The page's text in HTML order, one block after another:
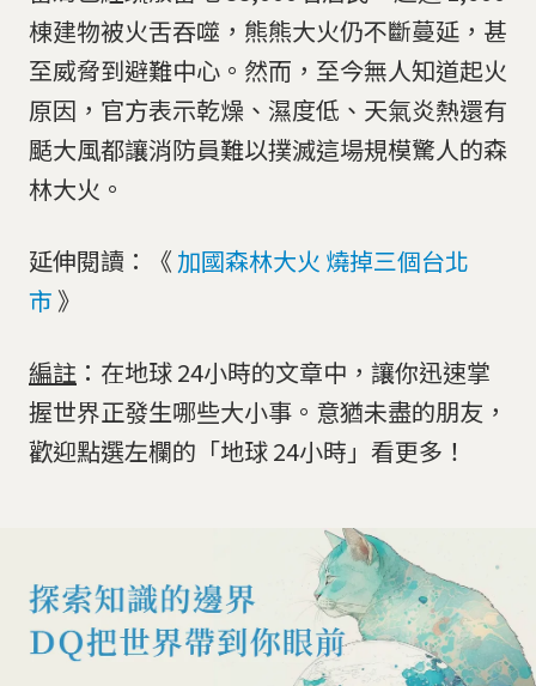
棟建物被火舌吞噬，熊熊大火仍不斷蔓延，甚
至威脅到避難中心。然而，至今無人知道起火
原因，官方表示乾燥、濕度低、天氣炎熱還有
颳大風都讓消防員難以撲滅這場規模驚人的森
林大火。
延伸閱讀：《 加國森林大火 燒掉三個台北
市 》
編註 ：在地球 24小時的文章中，讓你迅速掌
握世界正發生哪些大小事。意猶未盡的朋友，
歡迎點選左欄的「地球 24小時」看更多！